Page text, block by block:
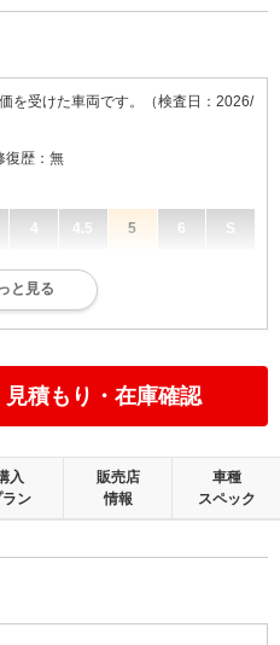
を受けた車両です。（検査日：2026/
復歴：無
4 4.5 5 6 S
が、概ね良好な状態。走行5万km
ないこと
と見る
見積もり・在庫確認
入
ラン
販売店
情報
車種
スペック